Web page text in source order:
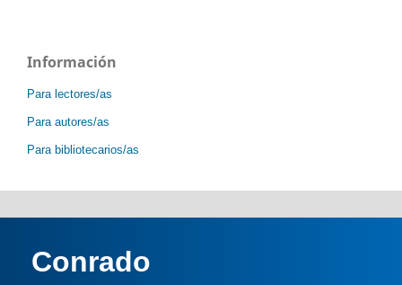
Información
Para lectores/as
Para autores/as
Para bibliotecarios/as
Conrado